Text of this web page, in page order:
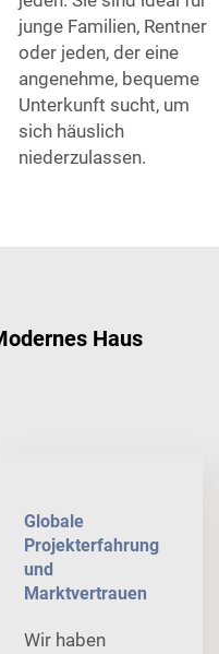
junge Familien, Rentner
oder jeden, der eine
angenehme, bequeme
Unterkunft sucht, um
sich häuslich
niederzulassen.
Haus
Globale
Projekterfahrung
und
Marktvertrauen
Wir haben